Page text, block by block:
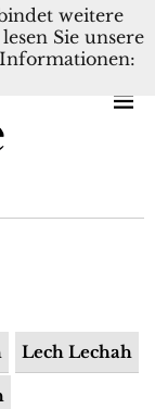
NEDERLANDS
Lech Lechah
weitere
Sie unsere